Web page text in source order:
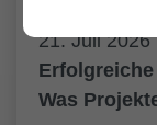
21. Juli 2026
Was